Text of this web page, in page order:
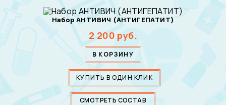
Набор АНТИВИЧ (АНТИГЕПАТИТ)
2 200 руб.
В КОРЗИНУ
КУПИТЬ В ОДИН КЛИК
СМОТРЕТЬ СОСТАВ